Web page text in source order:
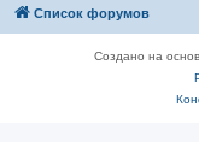
Список форумов
Создано на